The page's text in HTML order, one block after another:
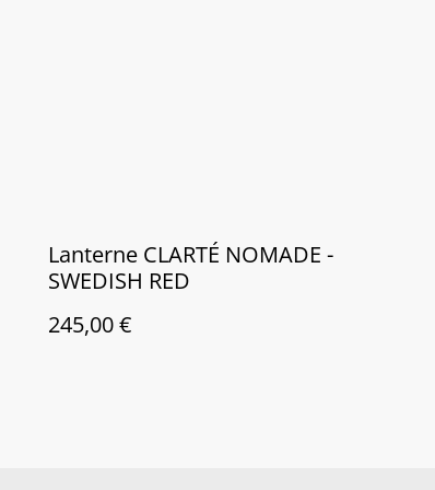
Lanterne CLARTÉ NOMADE -
SWEDISH RED
245,00 €